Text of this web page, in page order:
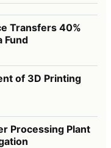
Transfers 40%
Fund
of 3D Printing
Processing Plant